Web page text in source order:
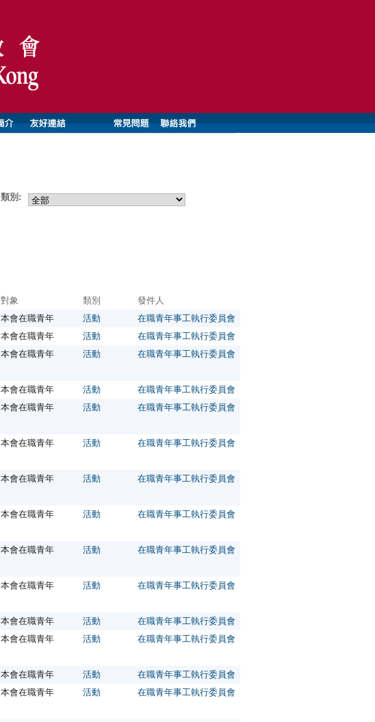
類別:
對象 類別
發件人
本會在職青年 活動
在職青年事工執行委員會
本會在職青年 活動
在職青年事工執行委員會
本會在職青年 活動 在職青年事工執行委員會
本會在職青年 活動
在職青年事工執行委員會
本會在職青年 活動 在職青年事工執行委員會
本會在職青年 活動 在職青年事工執行委員會
本會在職青年 活動 在職青年事工執行委員會
本會在職青年 活動 在職青年事工執行委員會
本會在職青年 活動 在職青年事工執行委員會
本會在職青年 活動 在職青年事工執行委員會
本會在職青年 活動
在職青年事工執行委員會
本會在職青年 活動 在職青年事工執行委員會
本會在職青年 活動
在職青年事工執行委員會
本會在職青年 活動 在職青年事工執行委員會